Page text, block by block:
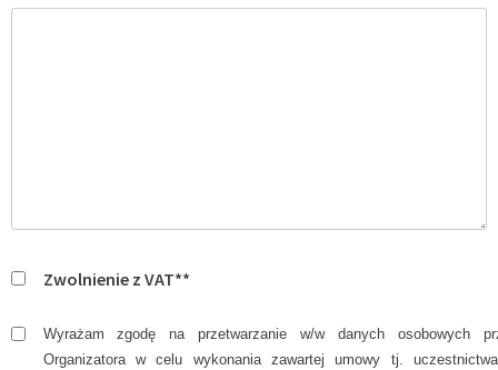
Zwolnienie z VAT**
Wyrażam zgodę na przetwarzanie w/w danych osobowych
Organizatora w celu wykonania zawartej umowy tj.